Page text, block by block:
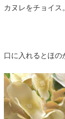
カヌレをチョイス。
口に入れるとほの